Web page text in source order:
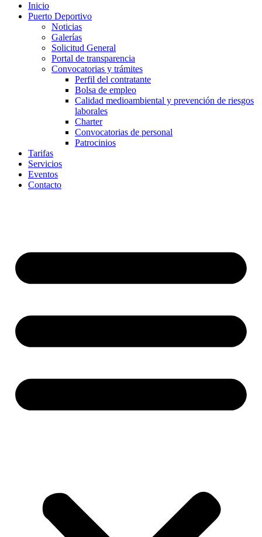
Inicio
Puerto Deportivo
Noticias
Galerías
Solicitud General
Portal de transparencia
Convocatorias y trámites
Perfil del contratante
Bolsa de empleo
Calidad medioambiental y prevención de riesgos
laborales
Charter
Convocatorias de personal
Patrocinios
Tarifas
Servicios
Eventos
Contacto